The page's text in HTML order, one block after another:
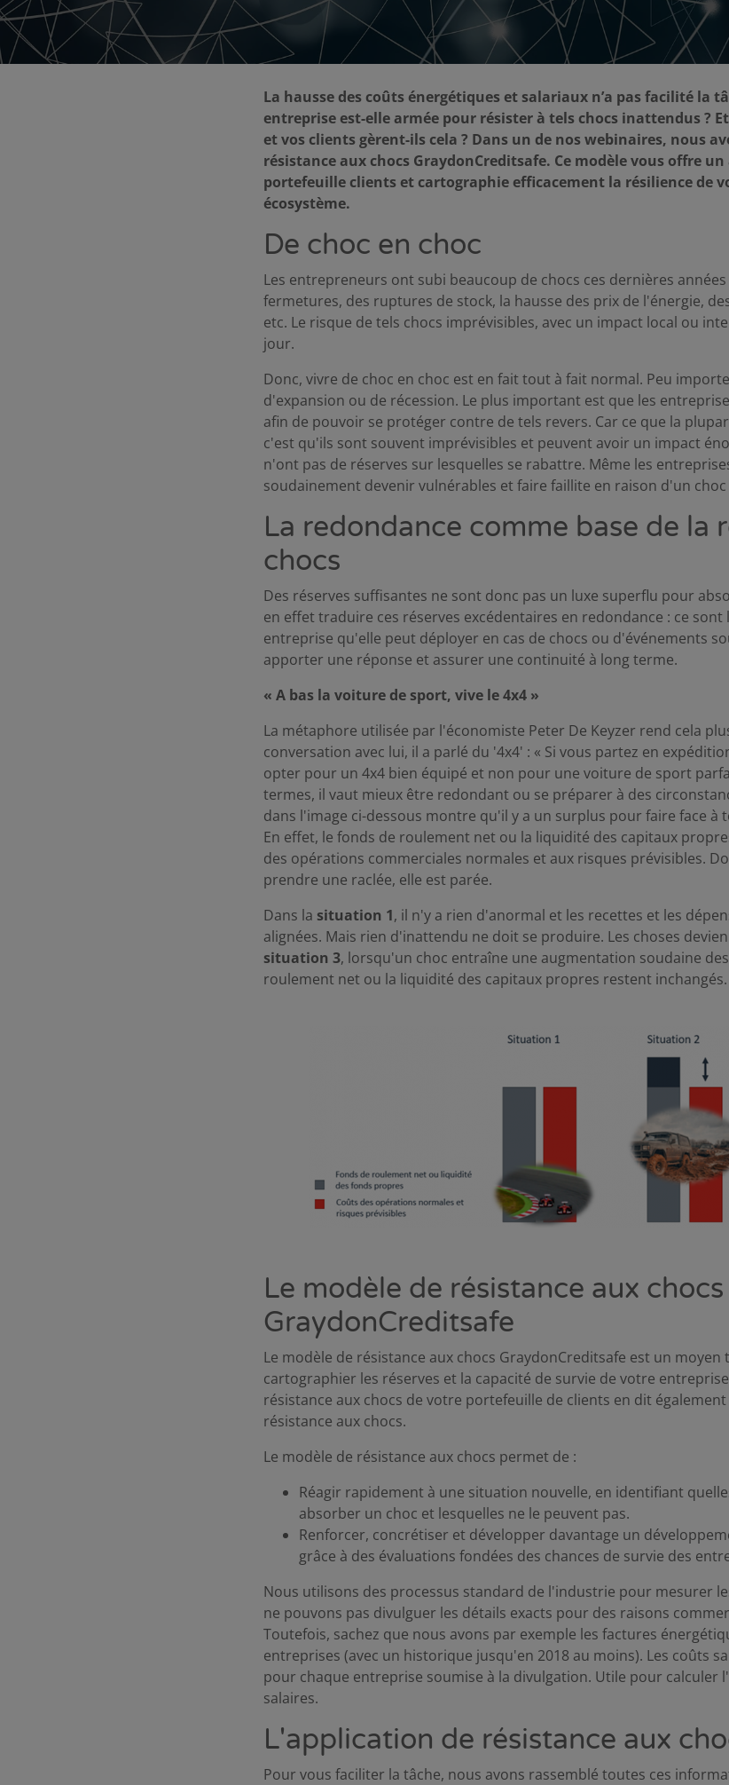
La hausse des coûts énergétiques et salariaux n’a pas facilité la
entreprise est-elle armée pour résister à tels chocs inattendus ?
et vos clients gèrent-ils cela ? Dans un de nos webinaires, nous
résistance aux chocs GraydonCreditsafe. Ce modèle vous offre
portefeuille clients et cartographie efficacement la résilience de
écosystème.
De choc en choc
Les entrepreneurs ont subi beaucoup de chocs ces dernières
fermetures, des ruptures de stock, la hausse des prix de l'énergie,
etc. Le risque de tels chocs imprévisibles, avec un impact local ou
jour.
Donc, vivre de choc en choc est en fait tout à fait normal. Peu
d'expansion ou de récession. Le plus important est que les
afin de pouvoir se protéger contre de tels revers. Car ce que la
c'est qu'ils sont souvent imprévisibles et peuvent avoir un impact
n'ont pas de réserves sur lesquelles se rabattre. Même les
soudainement devenir vulnérables et faire faillite en raison d'un
La redondance comme base de la
chocs
Des réserves suffisantes ne sont donc pas un luxe superflu pour
en effet traduire ces réserves excédentaires en redondance : ce sont
entreprise qu'elle peut déployer en cas de chocs ou d'événements
apporter une réponse et assurer une continuité à long terme.
« A bas la voiture de sport, vive le 4x4 »
La métaphore utilisée par l'économiste Peter De Keyzer rend cela
conversation avec lui, il a parlé du '4x4' : « Si vous partez en
opter pour un 4x4 bien équipé et non pour une voiture de sport
termes, il vaut mieux être redondant ou se préparer à des
dans l'image ci-dessous montre qu'il y a un surplus pour faire face à
En effet, le fonds de roulement net ou la liquidité des capitaux
des opérations commerciales normales et aux risques prévisibles.
prendre une raclée, elle est parée.
Dans la situation 1, il n'y a rien d'anormal et les recettes et les
alignées. Mais rien d'inattendu ne doit se produire. Les choses
situation 3, lorsqu'un choc entraîne une augmentation soudaine
roulement net ou la liquidité des capitaux propres restent inchangés.
Le modèle de résistance aux chocs
GraydonCreditsafe
Le modèle de résistance aux chocs GraydonCreditsafe est un
cartographier les réserves et la capacité de survie de votre
résistance aux chocs de votre portefeuille de clients en dit
résistance aux chocs.
Le modèle de résistance aux chocs permet de :
Réagir rapidement à une situation nouvelle, en identifiant
absorber un choc et lesquelles ne le peuvent pas.
Renforcer, concrétiser et développer davantage un
grâce à des évaluations fondées des chances de survie des
Nous utilisons des processus standard de l'industrie pour mesurer
ne pouvons pas divulguer les détails exacts pour des raisons
Toutefois, sachez que nous avons par exemple les factures
entreprises (avec un historique jusqu'en 2018 au moins). Les coûts
pour chaque entreprise soumise à la divulgation. Utile pour calculer
salaires.
L'application de résistance aux
Pour vous faciliter la tâche, nous avons rassemblé toutes ces